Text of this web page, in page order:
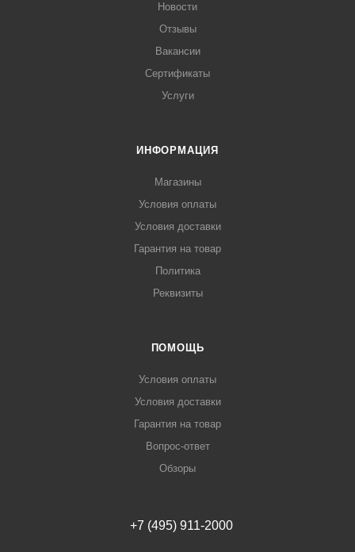
Новости
Отзывы
Вакансии
Сертификаты
Услуги
ИНФОРМАЦИЯ
Магазины
Условия оплаты
Условия доставки
Гарантия на товар
Политика
Реквизиты
ПОМОЩЬ
Условия оплаты
Условия доставки
Гарантия на товар
Вопрос-ответ
Обзоры
+7 (495) 911-2000